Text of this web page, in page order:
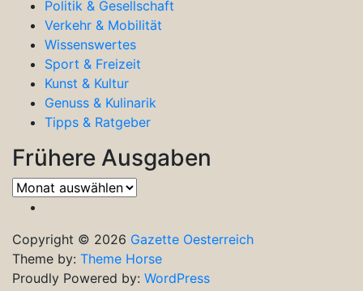
Politik & Gesellschaft
Verkehr & Mobilität
Wissenswertes
Sport & Freizeit
Kunst & Kultur
Genuss & Kulinarik
Tipps & Ratgeber
Frühere Ausgaben
Frühere
Ausgaben
Copyright © 2026 Gazette Oesterreich
Theme by: Theme Horse
Proudly Powered by: WordPress